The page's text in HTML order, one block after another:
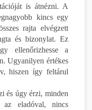
is átnézni. A
kincs egy
rajta elvégzett
és bizonylat. Ez
ellenőrizhesse a
Ugyanilyen értékes
hiszen így feltárul
és úgy érzi, minden
eladóval, nincs